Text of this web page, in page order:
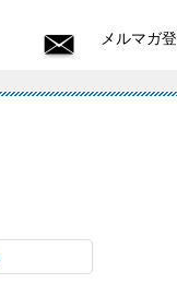
メルマガ